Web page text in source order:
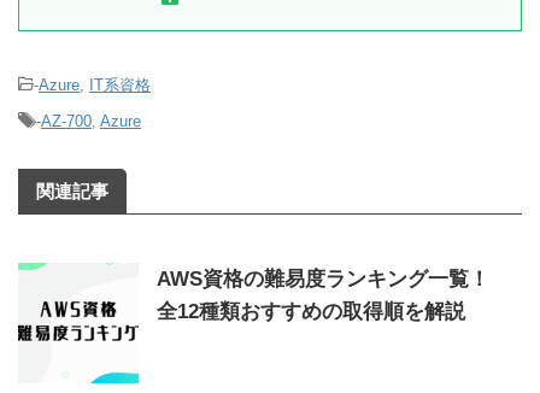
-Azure
IT系資格
-AZ-700 Azure
関連記事
AWS資格の難易度ランキング一覧！
全12種類おすすめの取得順を解説